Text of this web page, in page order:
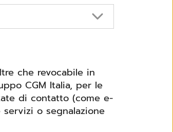
che revocabile in
CGM Italia, per le
di contatto (come e-
o segnalazione